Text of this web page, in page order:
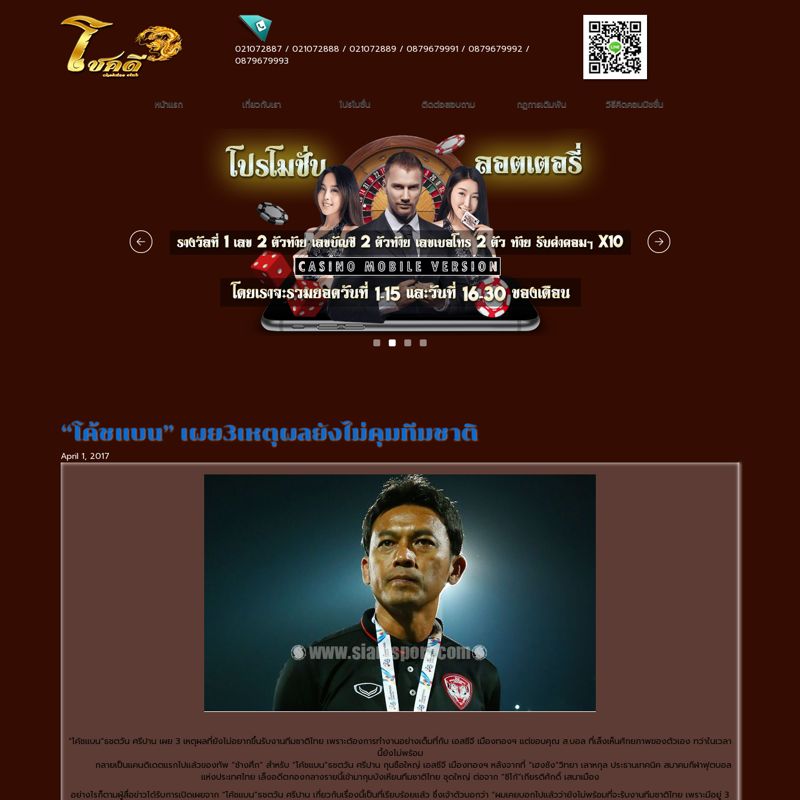
021072887 / 021072888 / 021072889 / 0879679991 / 0879679992 /
0879679993
หน้าแรก เกี่ยวกับเรา โปรโมชั่น ติดต่อสอบถาม กฏการเดิมพัน วิธีคิดคอมมิชชั่น
“โค้ชแบน” เผย3เหตุผลยังไม่คุมทีมชาติ
April 1, 2017
“โค้ชแบน”ธชตวัน ศรีปาน เผย 3 เหตุผลที่ยังไม่อยากขึ้นรับงานทีมชาติไทย เพราะต้องการทำงานอย่างเต็มที่กับ เอสซีจี เมืองทองฯ แต่ขอบคุณ ส.บอล ที่เล็งเห็นศักยภาพของตัวเอง ทว่าในเวลา
นี้ยังไม่พร้อม
กลายเป็นแคนดิเดตแรกไปแล้วของทัพ “ช้างศึก” สำหรับ “โค้ชแบน”ธชตวัน ศรีปาน กุนซือใหญ่ เอสซีจี เมืองทองฯ หลังจากที่ “เฮงซัง”วิทยา เลาหกุล ประธานเทคนิค สมาคมกีฬาฟุตบอล
แห่งประเทศไทย เล็งอดีตกองกลางรายนี้เข้ามากุมบังเหียนทีมชาติไทย ชุดใหญ่ ต่อจาก “ซิโก้”เกียรติศักดิ์ เสนาเมือง
อย่างไรก็ตามผู้สื่อข่าวได้รับการเปิดเผยจาก “โค้ชแบน”ธชตวัน ศรีปาน เกี่ยวกับเรื่องนี้เป็นที่เรียบร้อยแล้ว ซึ่งเจ้าตัวบอกว่า “ผมเคยบอกไปแล้วว่ายังไม่พร้อมที่จะรับงานทีมชาติไทย เพราะมีอยู่ 3